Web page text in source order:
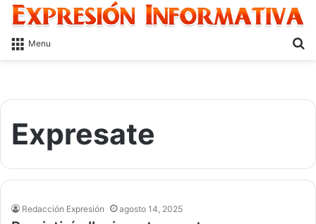
Menu
Expresate
Redacción Expresión agosto 14, 2025